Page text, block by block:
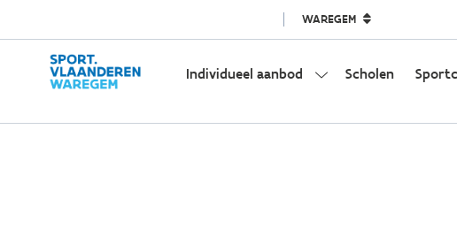
WAREGEM
Individueel aanbod Scholen